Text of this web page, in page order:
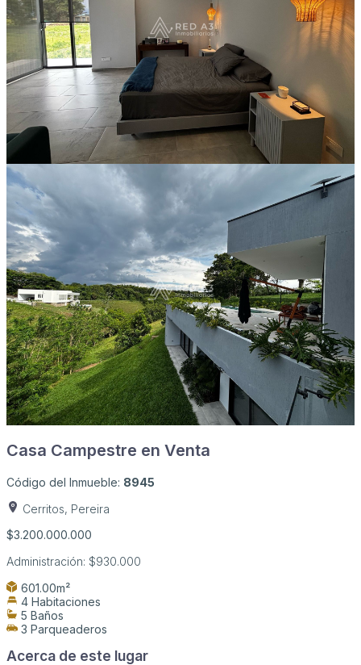
Casa Campestre en Venta
Código del Inmueble: 8945
Cerritos, Pereira
$3.200.000.000
Administración: $930.000
601.00m²
4 Habitaciones
5 Baños
3 Parqueaderos
Acerca de este lugar